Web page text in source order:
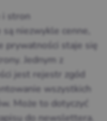
stron
niezwykle cenne,
prywatności staje się
Jednym z
jest rejestr zgód
wszystkich
Może to dotyczyć
do newslettera.